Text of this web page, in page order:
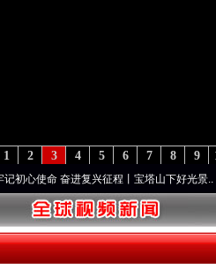
9
8
7
6
5
4
3
2
1
奋进复兴征程丨宝塔山下好光景..·[视频]因